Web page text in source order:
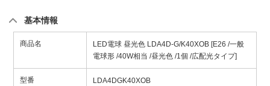
基本情報
商品名
LED電球 昼光色 LDA4D-G/K40XOB [E26 /一般
電球形 /40W相当 /昼光色 /1個 /広配光タイプ]
型番 LDA4DGK40XOB